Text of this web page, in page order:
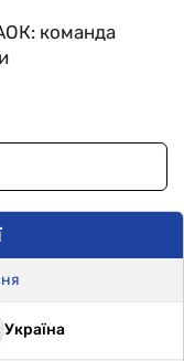
команда
Україна